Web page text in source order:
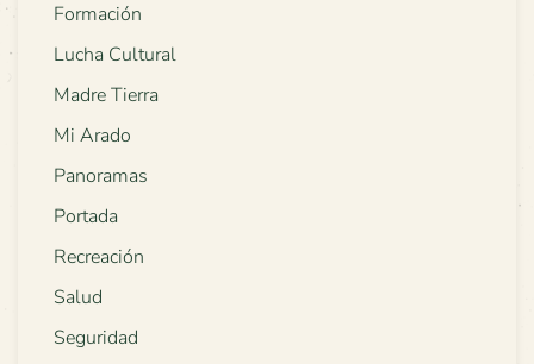
Formación
Lucha Cultural
Madre Tierra
Mi Arado
Panoramas
Portada
Recreación
Salud
Seguridad